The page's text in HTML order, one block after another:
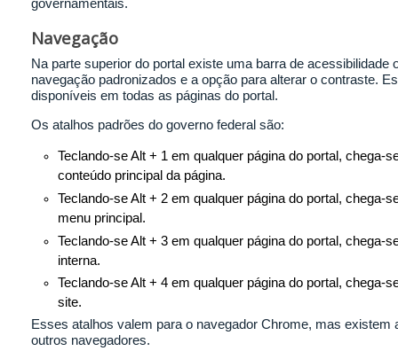
governamentais.
Navegação
Na parte superior do portal existe uma barra de acessibilidade
navegação padronizados e a opção para alterar o contraste.
disponíveis em todas as páginas do portal.
Os atalhos padrões do governo federal são:
Teclando-se Alt + 1 em qualquer página do portal, chega-
conteúdo principal da página.
Teclando-se Alt + 2 em qualquer página do portal, chega-
menu principal.
Teclando-se Alt + 3 em qualquer página do portal, chega-
interna.
Teclando-se Alt + 4 em qualquer página do portal, chega-
site.
Esses atalhos valem para o navegador Chrome, mas existem
outros navegadores.